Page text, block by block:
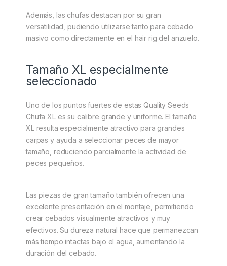
Además, las chufas destacan por su gran
versatilidad, pudiendo utilizarse tanto para cebado
masivo como directamente en el hair rig del anzuelo.
Tamaño XL especialmente
seleccionado
Uno de los puntos fuertes de estas Quality Seeds
Chufa XL es su calibre grande y uniforme. El tamaño
XL resulta especialmente atractivo para grandes
carpas y ayuda a seleccionar peces de mayor
tamaño, reduciendo parcialmente la actividad de
peces pequeños.
Las piezas de gran tamaño también ofrecen una
excelente presentación en el montaje, permitiendo
crear cebados visualmente atractivos y muy
efectivos. Su dureza natural hace que permanezcan
más tiempo intactas bajo el agua, aumentando la
duración del cebado.